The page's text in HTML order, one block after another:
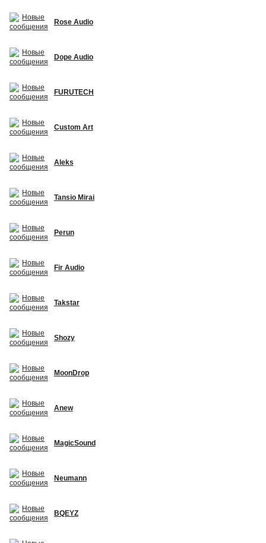
Rose Audio
Dope Audio
FURUTECH
Custom Art
Aleks
Tansio Mirai
Perun
Fir Audio
Takstar
Shozy
MoonDrop
Anew
MagicSound
Neumann
BQEYZ